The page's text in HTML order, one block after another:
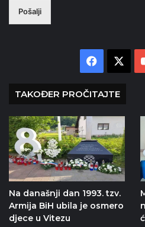
Pošalji
TAKOĐER PROČITAJTE
Na današnji dan 1993. tzv.
Armija BiH ubila je osmero
djece u Vitezu